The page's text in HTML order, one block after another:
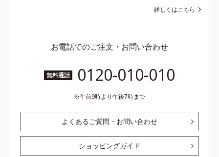
詳しくはこちら
お電話でのご注文・お問い合わせ
無料通話 0120-010-010
午前9時より午後7時まで
よくあるご質問・お問い合わせ
ショッピングガイド